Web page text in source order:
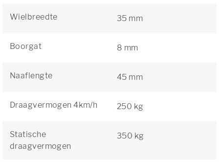
Wielbreedte 35 mm
Boorgat 8 mm
Naaflengte 45 mm
Draagvermogen 4km/h 250 kg
Statische
draagvermogen
350 kg